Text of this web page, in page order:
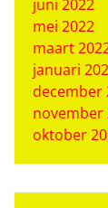
juni 2022
mei 2022
maart
januari
december
november
oktober